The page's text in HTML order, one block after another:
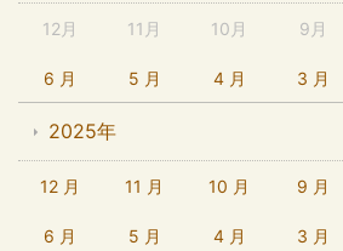
12月 11月 10月 9月
6 月 5 月 4 月 3 月
2025年
12 月 11 月 10 月 9 月
6 月 5 月 4 月 3 月